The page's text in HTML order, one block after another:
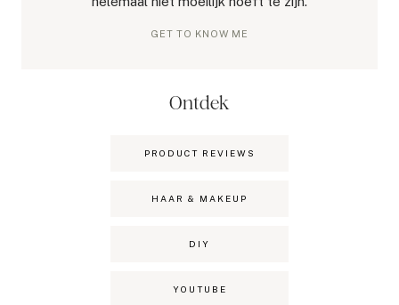
GET TO KNOW ME
Ontdek
PRODUCT REVIEWS
HAAR & MAKEUP
DIY
YOUTUBE